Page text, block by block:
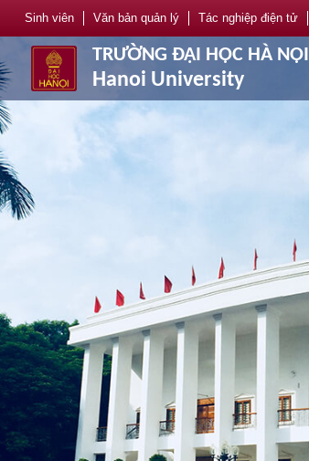
Sinh viên Văn bản quản lý Tác nghiệp điện tử
TRƯỜNG ĐẠI HỌC HÀ NỘI
Hanoi University